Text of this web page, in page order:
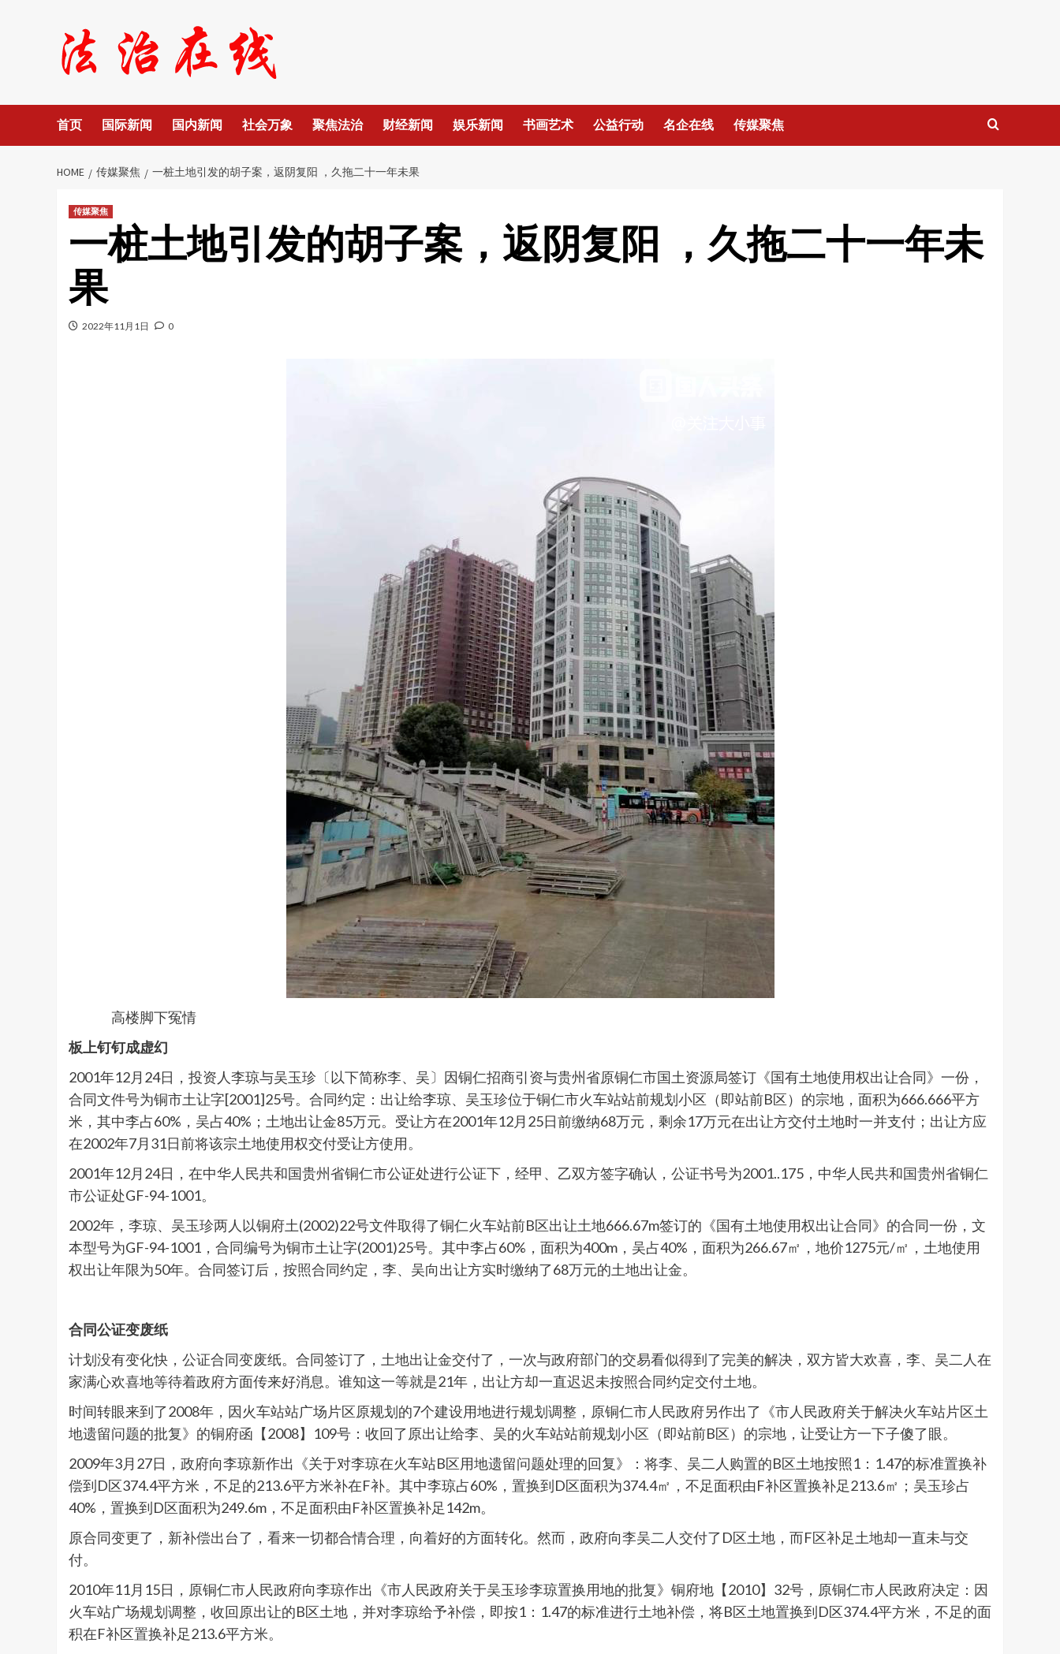
首页 国际新闻 国内新闻 社会万象 聚焦法治 财经新闻 娱乐新闻 书画艺术 公益行动 名企在线 传媒聚焦
HOME 传媒聚焦 一桩土地引发的胡子案，返阴复阳 ，久拖二十一年未果
传媒聚焦
一桩土地引发的胡子案，返阴复阳 ，久拖二十一年未
果
2022年11月1日 0
高楼脚下冤情
板上钉钉成虚幻
2001年12月24日，投资人李琼与吴玉珍〔以下简称李、吴〕因铜仁招商引资与贵州省原铜仁市国土资源局签订《国有土地使用权出让合同》一份，
合同文件号为铜市土让字[2001]25号。合同约定：出让给李琼、吴玉珍位于铜仁市火车站站前规划小区（即站前B区）的宗地，面积为666.666平方
米，其中李占60%，吴占40%；土地出让金85万元。受让方在2001年12月25日前缴纳68万元，剩余17万元在出让方交付土地时一并支付；出让方应
在2002年7月31日前将该宗土地使用权交付受让方使用。
2001年12月24日，在中华人民共和国贵州省铜仁市公证处进行公证下，经甲、乙双方签字确认，公证书号为2001..175，中华人民共和国贵州省铜仁
市公证处GF-94-1001。
2002年，李琼、吴玉珍两人以铜府土(2002)22号文件取得了铜仁火车站前B区出让土地666.67m签订的《国有土地使用权出让合同》的合同一份，文
本型号为GF-94-1001，合同编号为铜市土让字(2001)25号。其中李占60%，面积为400m，吴占40%，面积为266.67㎡，地价1275元/㎡，土地使用
权出让年限为50年。合同签订后，按照合同约定，李、吴向出让方实时缴纳了68万元的土地出让金。
合同公证变废纸
计划没有变化快，公证合同变废纸。合同签订了，土地出让金交付了，一次与政府部门的交易看似得到了完美的解决，双方皆大欢喜，李、吴二人在
家满心欢喜地等待着政府方面传来好消息。谁知这一等就是21年，出让方却一直迟迟未按照合同约定交付土地。
时间转眼来到了2008年，因火车站站广场片区原规划的7个建设用地进行规划调整，原铜仁市人民政府另作出了《市人民政府关于解决火车站片区土
地遗留问题的批复》的铜府函【2008】109号：收回了原出让给李、吴的火车站站前规划小区（即站前B区）的宗地，让受让方一下子傻了眼。
2009年3月27日，政府向李琼新作出《关于对李琼在火车站B区用地遗留问题处理的回复》：将李、吴二人购置的B区土地按照1：1.47的标准置换补
偿到D区374.4平方米，不足的213.6平方米补在F补。其中李琼占60%，置换到D区面积为374.4㎡，不足面积由F补区置换补足213.6㎡；吴玉珍占
40%，置换到D区面积为249.6m，不足面积由F补区置换补足142m。
原合同变更了，新补偿出台了，看来一切都合情合理，向着好的方面转化。然而，政府向李吴二人交付了D区土地，而F区补足土地却一直未与交
付。
2010年11月15日，原铜仁市人民政府向李琼作出《市人民政府关于吴玉珍李琼置换用地的批复》铜府地【2010】32号，原铜仁市人民政府决定：因
火车站广场规划调整，收回原出让的B区土地，并对李琼给予补偿，即按1：1.47的标准进行土地补偿，将B区土地置换到D区374.4平方米，不足的面
积在F补区置换补足213.6平方米。